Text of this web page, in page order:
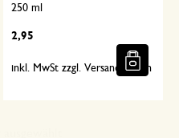
250 ml
2,95
inkl. MwSt zzgl. Versandkosten